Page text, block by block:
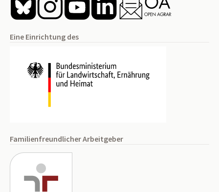
Eine Einrichtung des
Familienfreundlicher Arbeitgeber